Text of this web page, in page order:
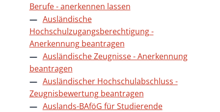
Berufe - anerkennen lassen
Ausländische
Hochschulzugangsberechtigung -
Anerkennung beantragen
Ausländische Zeugnisse - Anerkennung
beantragen
Ausländischer Hochschulabschluss -
Zeugnisbewertung beantragen
Auslands-BAföG für Studierende